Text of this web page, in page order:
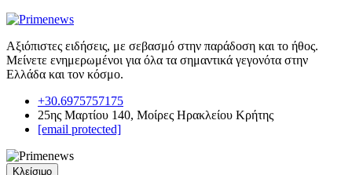
Αξιόπιστες ειδήσεις, με σεβασμό στην παράδοση και το ήθος.
Μείνετε ενημερωμένοι για όλα τα σημαντικά γεγονότα στην
Ελλάδα και τον κόσμο.
+30.6975757175
25ης Μαρτίου 140, Μοίρες Ηρακλείου Κρήτης
[email protected]
Κλείσιμο